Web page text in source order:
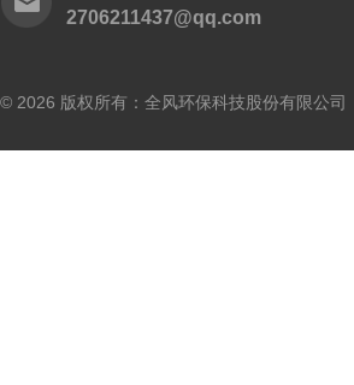
2706211437@qq.com
© 2026 版权所有：全风环保科技股份有限公司